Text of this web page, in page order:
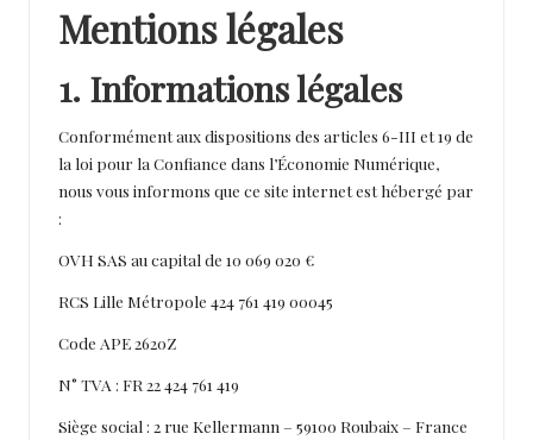
e
a
u
x
b
e
a
u
te
Mentions légales
1. Informations légales
Conformément aux dispositions des articles 6-III et 19 de
la loi pour la Confiance dans l’Économie Numérique,
nous vous informons que ce site internet est hébergé par
:
OVH SAS au capital de 10 069 020 €
RCS Lille Métropole 424 761 419 00045
Code APE 2620Z
N° TVA : FR 22 424 761 419
Siège social : 2 rue Kellermann – 59100 Roubaix – France